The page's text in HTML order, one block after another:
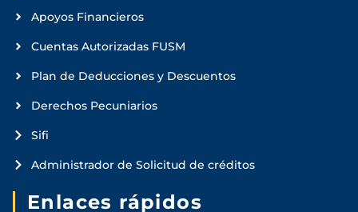
Apoyos Financieros
Cuentas Autorizadas FUSM
Plan de Deducciones y Descuentos
Derechos Pecuniarios
Sifi
Administrador de Solicitud de créditos
Enlaces rápidos